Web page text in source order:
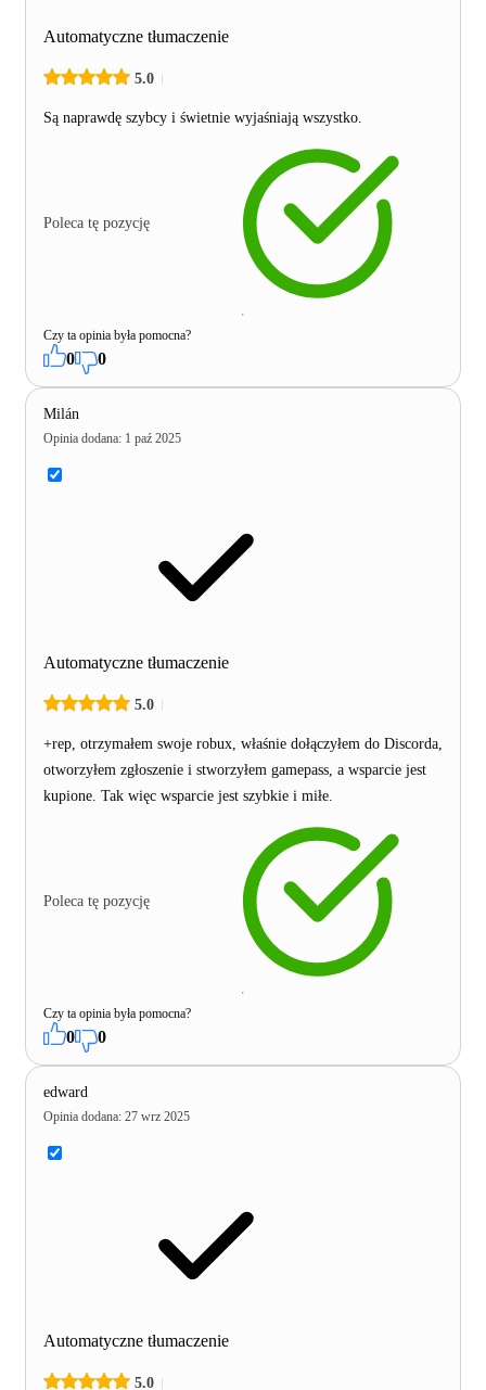
Automatyczne tłumaczenie
5.0
Są naprawdę szybcy i świetnie wyjaśniają wszystko.
Poleca tę pozycję
Czy ta opinia była pomocna?
0 0
Milán
Opinia dodana: 1 paź 2025
Automatyczne tłumaczenie
5.0
+rep, otrzymałem swoje robux, właśnie dołączyłem do Discorda,
otworzyłem zgłoszenie i stworzyłem gamepass, a wsparcie jest
kupione. Tak więc wsparcie jest szybkie i miłe.
Poleca tę pozycję
Czy ta opinia była pomocna?
0 0
edward
Opinia dodana: 27 wrz 2025
Automatyczne tłumaczenie
5.0